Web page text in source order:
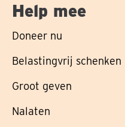
Help mee
Doneer nu
Belastingvrij schenken
Groot geven
Nalaten